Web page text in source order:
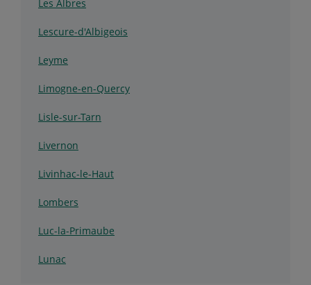
Les Albres
Lescure-d'Albigeois
Leyme
Limogne-en-Quercy
Lisle-sur-Tarn
Livernon
Livinhac-le-Haut
Lombers
Luc-la-Primaube
Lunac